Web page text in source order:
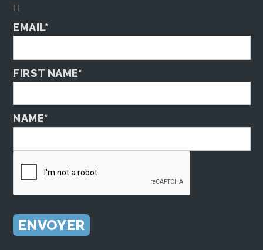
tt
EMAIL*
FIRST NAME*
NAME*